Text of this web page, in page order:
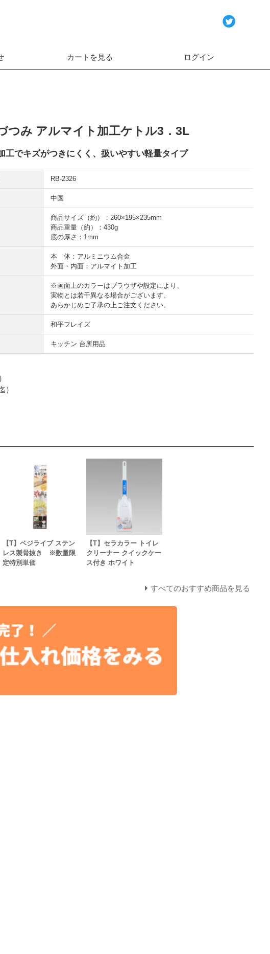
カートを見る ログイン
つみ アルマイト加工ケトル3．3L
工でキズがつきにくく、扱いやすい軽量タイプ
RB-2326
中国
商品サイズ（約）：260×195×235mm
商品重量（約）：430g
底の厚さ：1mm
本 体：アルミニウム合金
外面・内面：アルマイト加工
※画面上のカラーはブラウザや設定により、
実物とは若干異なる場合がございます。
あらかじめご了承の上ご注文ください。
和平フレイズ
キッチン 台所用品
【T】ベジライブ ステン
レス製骨抜き ※数量限
定特別単価
【T】セラカラー トイレ
クリーナー クイックケー
ス付き ホワイト
すべてのおすすめ商品を見る